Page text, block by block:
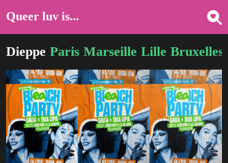
Queer luv is...
Dieppe Paris Marseille Lille Bruxelles